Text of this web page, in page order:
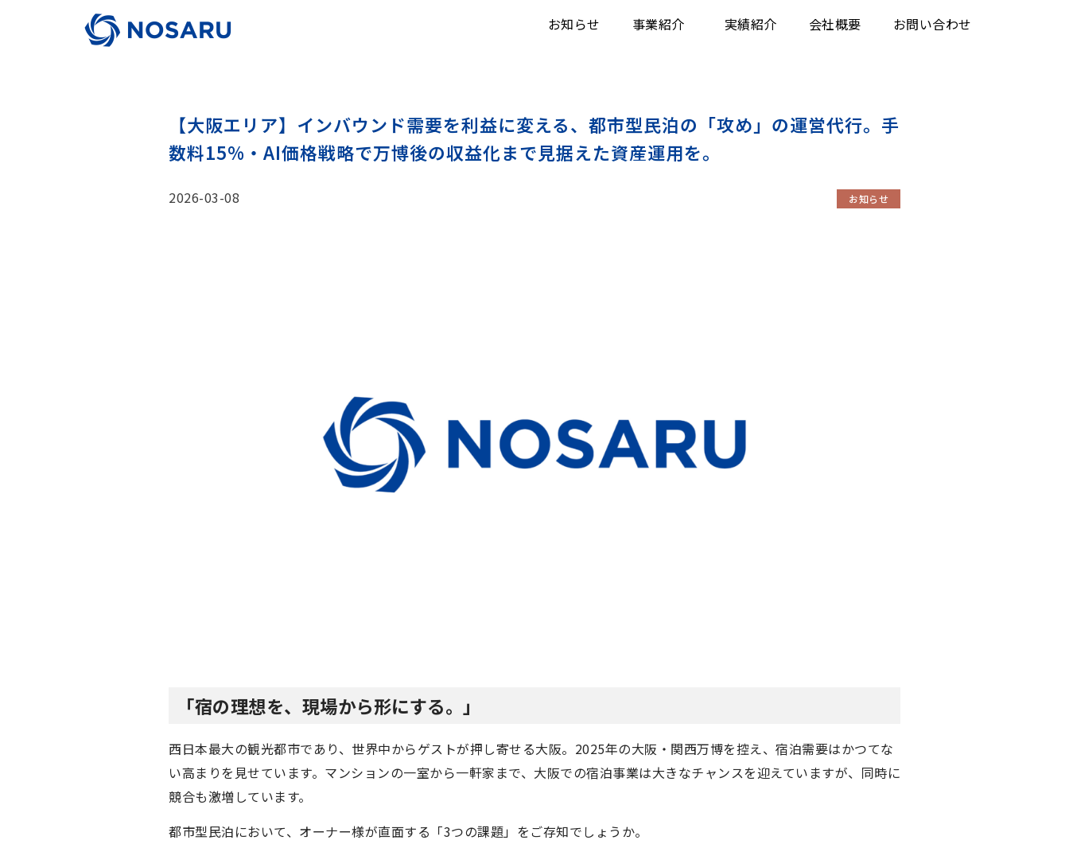
お知らせ 事業紹介 実績紹介 会社概要 お問い合わせ
【大阪エリア】インバウンド需要を利益に変える、都市型民泊の「攻め」の運営代行。手
数料15%・AI価格戦略で万博後の収益化まで見据えた資産運用を。
2026-03-08 お知らせ
「宿の理想を、現場から形にする。」
西日本最大の観光都市であり、世界中からゲストが押し寄せる大阪。2025年の大阪・関西万博を控え、宿泊需要はかつてな
い高まりを見せています。マンションの一室から一軒家まで、大阪での宿泊事業は大きなチャンスを迎えていますが、同時に
競合も激増しています。
都市型民泊において、オーナー様が直面する「3つの課題」をご存知でしょうか。